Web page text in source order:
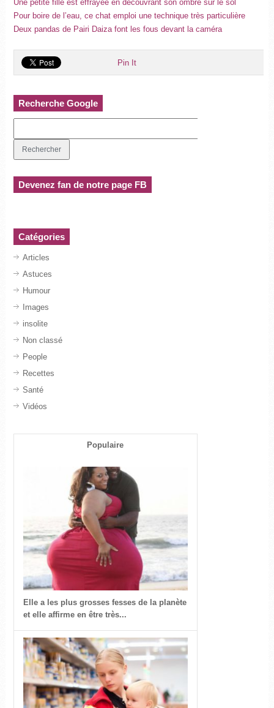
Une petite fille est effrayée en découvrant son ombre sur le sol
Pour boire de l’eau, ce chat emploi une technique très particulière
Deux pandas de Pairi Daiza font les fous devant la caméra
Pin It
Recherche Google
Devenez fan de notre page FB
Catégories
Articles
Astuces
Humour
Images
insolite
Non classé
People
Recettes
Santé
Vidéos
Populaire
Elle a les plus grosses fesses de la planète
et elle affirme en être très...